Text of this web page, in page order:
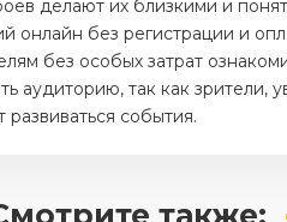
делают их близкими и
онлайн без регистрации и
без особых затрат
аудиторию, так как зрители,
события.
также: